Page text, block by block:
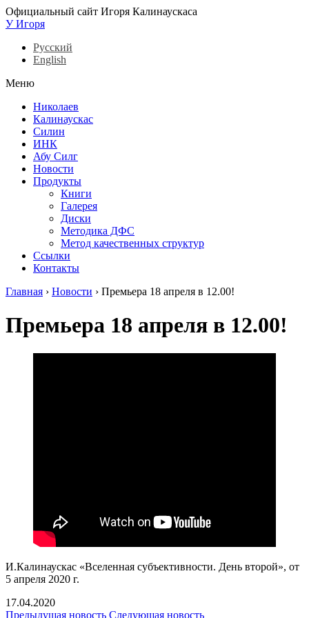
Официальный сайт Игоря Калинаускаса
У Игоря
Русский
English
Меню
Николаев
Калинаускас
Силин
ИНК
Абу Силг
Новости
Продукты
Книги
Галерея
Диски
Методика ДФС
Метод качественных структур
Ссылки
Контакты
Главная › Новости › Премьера 18 апреля в 12.00!
Премьера 18 апреля в 12.00!
И.Калинаускас «Вселенная субъективности. День второй», от
5 апреля 2020 г.
17.04.2020
Предыдущая новость Следующая новость